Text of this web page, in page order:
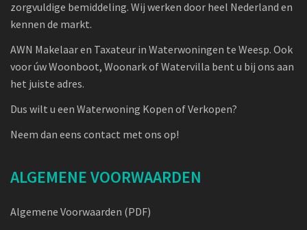
zorgvuldige bemiddeling. Wij werken door heel Nederland en
kennen de markt.
AWN Makelaar en Taxateur in Waterwoningen te Weesp. Ook
voor úw Woonboot, Woonark of Watervilla bent u bij ons aan
het juiste adres.
Dus wilt u een Waterwoning Kopen of Verkopen?
Neem dan eens contact met ons op!
ALGEMENE VOORWAARDEN
Algemene Voorwaarden (PDF)